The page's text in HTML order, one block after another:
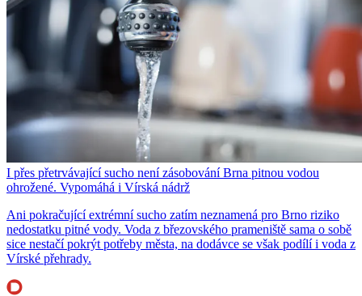
I přes přetrvávající sucho není zásobování Brna pitnou vodou
ohrožené. Vypomáhá i Vírská nádrž
Ani pokračující extrémní sucho zatím neznamená pro Brno riziko
nedostatku pitné vody. Voda z březovského prameniště sama o sobě
sice nestačí pokrýt potřeby města, na dodávce se však podílí i voda z
Vírské přehrady.